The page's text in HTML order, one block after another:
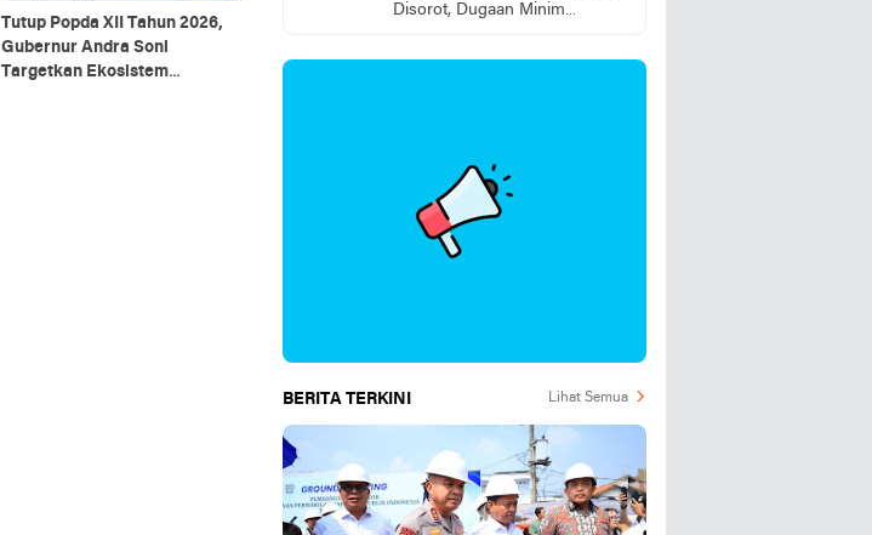
Tutup Popda XII Tahun 2026,
Gubernur Andra Soni
Targetkan Ekosistem
Disorot, Dugaan Minim
BERITA TERKINI Lihat Semua